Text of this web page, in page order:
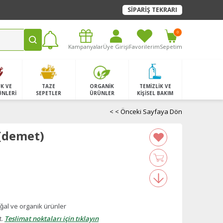
SİPARİŞ TEKRARI
KampanyalarÜye GirişiFavorilerimSepetim
0
VE
TAZE
SEPETLER
ORGANİK
ÜRÜNLER
TEMİZLİK VE
KİŞİSEL BAKIM
< < Önceki Sayfaya Dön
ve organik ürünler
Teslimat noktaları için tıklayın